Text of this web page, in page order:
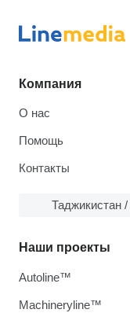
Компания
О нас
Помощь
Контакты
Таджикистан /
Наши проекты
Autoline™
Machineryline™